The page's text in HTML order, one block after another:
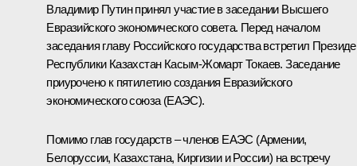
Владимир Путин принял участие в заседании Высшего
Евразийского экономического совета. Перед началом
заседания главу Российского государства встретил
Республики Казахстан Касым-Жомарт Токаев. Заседание
приурочено к пятилетию создания Евразийского
экономического союза (ЕАЭС).
Помимо глав государств – членов ЕАЭС (Армении,
Белоруссии, Казахстана, Киргизии и России) на встречу